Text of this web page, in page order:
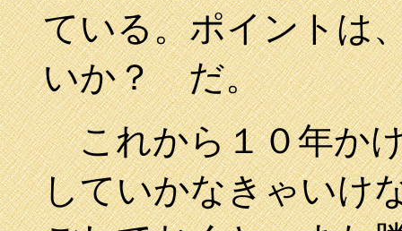
ている。ポイントは
いか？ だ。
これから１０年か
していかなきゃいけ